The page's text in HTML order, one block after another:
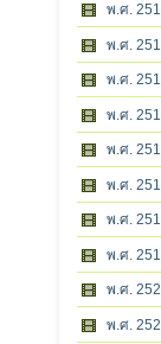
พ.ศ.
พ.ศ.
พ.ศ.
พ.ศ.
พ.ศ.
พ.ศ.
พ.ศ.
พ.ศ.
พ.ศ.
พ.ศ.